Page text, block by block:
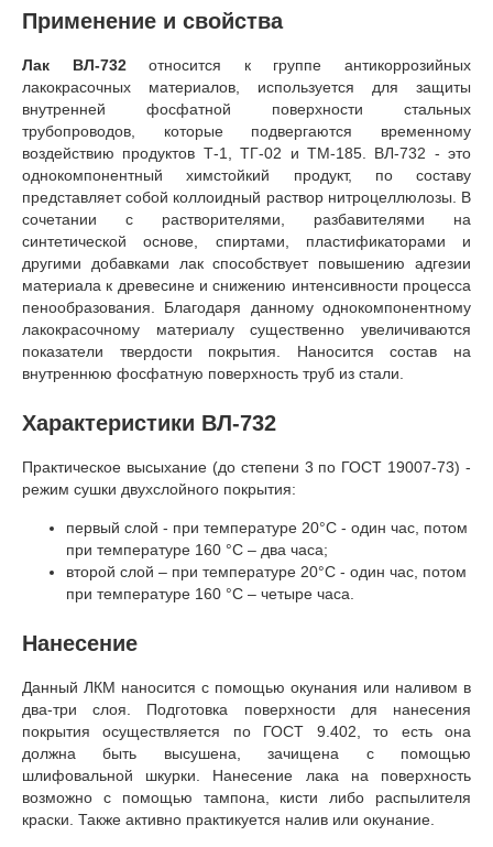
Применение и свойства
Лак ВЛ-732относится к группе антикоррозийных
лакокрасочных материалов, используется для защиты
внутренней фосфатной поверхности стальных
трубопроводов, которые подвергаются временному
воздействию продуктов Т-1, ТГ-02 и ТМ-185. ВЛ-732 - это
однокомпонентный химстойкий продукт, по составу
представляет собой коллоидный раствор нитроцеллюлозы. В
сочетании с растворителями, разбавителями на
синтетической основе, спиртами, пластификаторами и
другими добавками лак способствует повышению адгезии
материала к древесине и снижению интенсивности процесса
пенообразования. Благодаря данному однокомпонентному
лакокрасочному материалу существенно увеличиваются
показатели твердости покрытия. Наносится состав на
внутреннюю фосфатную поверхность труб из стали.
Характеристики ВЛ-732
Практическое высыхание (до степени 3 по ГОСТ 19007-73) -
режим сушки двухслойного покрытия:
первый слой - при температуре 20°С - один час, потом
при температуре 160 °С – два часа;
второй слой – при температуре 20°С - один час, потом
при температуре 160 °С – четыре часа.
Нанесение
Данный ЛКМ наносится с помощью окунания или наливом в
два-три слоя. Подготовка поверхности для нанесения
покрытия осуществляется по ГОСТ 9.402, то есть она
должна быть высушена, зачищена с помощью
шлифовальной шкурки. Нанесение лака на поверхность
возможно с помощью тампона, кисти либо распылителя
краски. Также активно практикуется налив или окунание.